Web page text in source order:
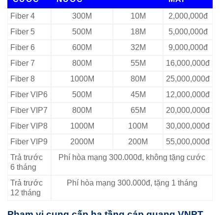
Fiber 4
300M 10M
2,000,000đ
Fiber 5
500M 18M
5,000,000đ
Fiber 6
600M 32M
9,000,000đ
Fiber 7
800M 55M
16,000,000đ
Fiber 8
1000M 80M
25,000,000đ
Fiber VIP6
500M 45M
12,000,000đ
Fiber VIP7
800M 65M
20,000,000đ
Fiber VIP8
1000M 100M
30,000,000đ
Fiber VIP9
2000M 200M
55,000,000đ
Trả trước
6 tháng
Phí hòa mạng 300.000đ, không tặng cước
Trả trước
12 tháng
Phí hòa mạng 300.000đ, tặng 1 tháng